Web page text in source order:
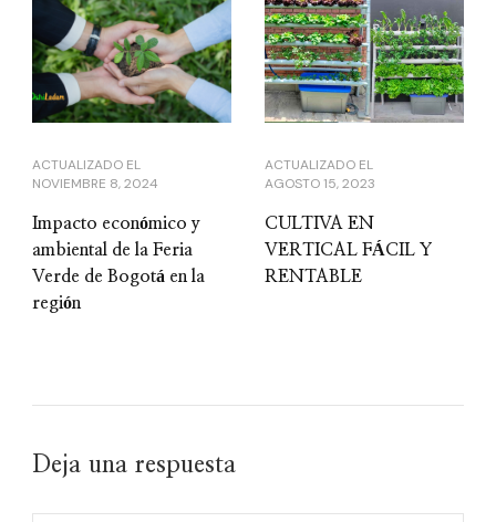
ACTUALIZADO EL
NOVIEMBRE 8, 2024
Impacto económico y
ambiental de la Feria
Verde de Bogotá en la
región
ACTUALIZADO EL
AGOSTO 15, 2023
CULTIVA EN
VERTICAL FÁCIL Y
RENTABLE
Deja una respuesta